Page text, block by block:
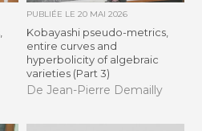
PUBLIÉE LE 20 MAI 2026
Kobayashi pseudo-metrics,
entire curves and
hyperbolicity of algebraic
varieties (Part 3)
De Jean-Pierre Demailly